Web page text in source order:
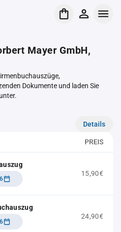
Mayer GmbH,
Dokumente und laden Sie
Details
PREIS
15,90€
24,90€